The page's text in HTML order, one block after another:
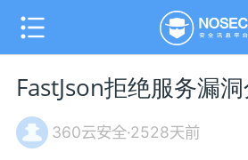
FastJson拒绝服务漏
360云安全·2528天前